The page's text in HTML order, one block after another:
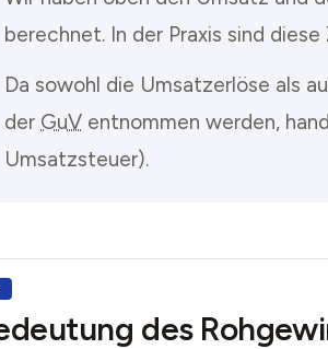
berechnet. In der Praxis sind
Da sowohl die Umsatzerlöse als
der GuV entnommen werden,
Umsatzsteuer).
des